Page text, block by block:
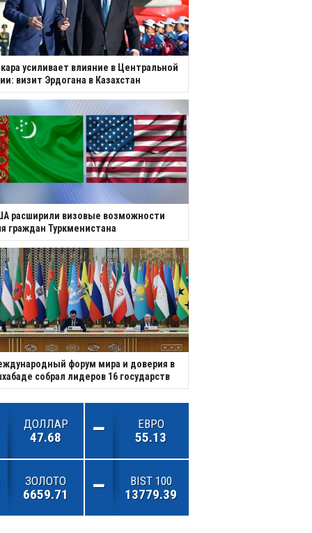
усиливает влияние в Центральной
визит Эрдогана в Казахстан
расширили визовые возможности
граждан Туркменистана
форум мира и доверия в
собрал лидеров 16 государств
ДОЛЛАР
47.68
ЕВРО
55.13
ЗОЛОТО
6659.71
BIST 100
13779.39